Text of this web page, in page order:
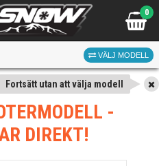
0
VÄLJ MODELL
Fortsätt utan att välja modell
-
DIREKT!